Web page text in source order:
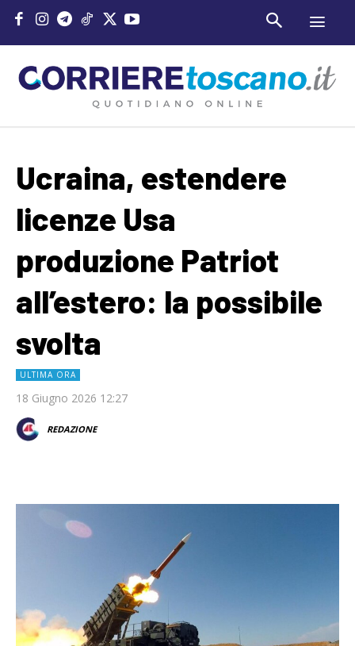
Ucraina, estendere
licenze Usa
produzione Patriot
all’estero: la possibile
svolta
ULTIMA ORA
18 Giugno 2026 12:27
REDAZIONE